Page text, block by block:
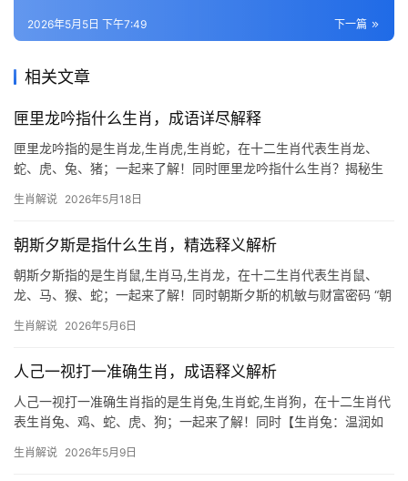
下一篇
2026年5月5日 下午7:49
相关文章
匣里龙吟指什么生肖，成语详尽解释
匣里龙吟指的是生肖龙,生肖虎,生肖蛇，在十二生肖代表生肖龙、
蛇、虎、兔、猪；一起来了解！同时匣里龙吟指什么生肖？揭秘生
出龙吟之声的典故，寓意非凡之物即便隐匿亦难掩锋芒，在生肖文
生肖解说 2026年5月18日
朝斯夕斯是指什么生肖，精选释义解析
朝斯夕斯指的是生肖鼠,生肖马,生肖龙，在十二生肖代表生肖鼠、
龙、马、猴、蛇；一起来了解！同时朝斯夕斯的机敏与财富密码 “朝
特质与生肖鼠的灵巧不谋而合，鼠年出生者天生具备“昼伏夜出”的智
生肖解说 2026年5月6日
人己一视打一准确生肖，成语释义解析
人己一视打一准确生肖指的是生肖兔,生肖蛇,生肖狗，在十二生肖代
表生肖兔、鸡、蛇、虎、狗；一起来了解！同时【生肖兔：温润如
视”之局，职场恐遭团队停滞或项目被抢，尤其29岁至51岁者，需防
生肖解说 2026年5月9日